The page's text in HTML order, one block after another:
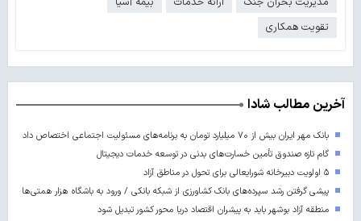
تقویت همکاری
آخرین مطالب شادا
بانک مهر ایران بیش از ۷۰ میلیارد تومان به برنامه‌های مسئولیت اجتماعی اختصاص داد
گام تازه صندوق تأمین خسارت‌های بدنی در توسعه خدمات دیجیتال
۵ اولویت دبیرخانه شورایعالی برای تحول در مناطق آزاد
پیشی گرفتن رشد سپرده‌های بانک کشاورزی از شبکه بانکی / ورود به باشگاه هزار همتی‌ها
منطقه آزاد بوشهر باید به پیشران اقتصاد دریا محور کشور تبدیل شود